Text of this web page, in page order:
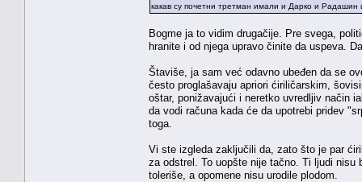
какав су почетни третман имали и Дарко и Радашин
Bogme ja to vidim drugačije. Pre svega,
hranite i od njega upravo činite da uspeva.
Štaviše, ja sam već odavno ubeđen da se
često proglašavaju apriori ćiriličarskim,
oštar, ponižavajući i neretko uvredljiv način
da vodi računa kada će da upotrebi pridev
toga.
Vi ste izgleda zaključili da, zato što je par
za odstrel. To uopšte nije tačno. Ti ljudi
toleriše, a opomene nisu urodile plodom.